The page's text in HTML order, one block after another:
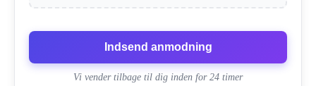
Indsend anmodning
Vi vender tilbage til dig inden for 24 timer